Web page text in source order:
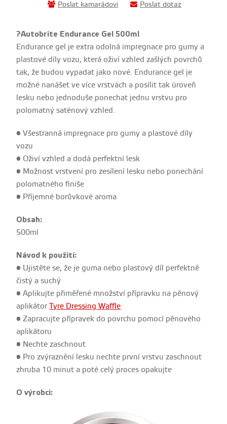
Poslat kamarádovi Poslat dotaz
?Autobrite Endurance Gel 500ml
Endurance gel je extra odolná impregnace pro gumy a
plastové díly vozu, která oživí vzhled zašlých povrchů
tak, že budou vypadat jako nové. Endurance gel je
možné nanášet ve více vrstvách a posílit tak úroveň
lesku nebo jednoduše ponechat jednu vrstvu pro
polomatný saténový vzhled.
• Všestranná impregnace pro gumy a plastové díly
vozu
• Oživí vzhled a dodá perfektní lesk
• Možnost vrstvení pro zesílení lesku nebo ponechání
polomatného finiše
• Příjemné borůvkové aroma
Obsah:
500ml
Návod k použití:
• Ujistěte se, že je guma nebo plastový díl perfektně
čistý a suchý
• Aplikujte přiměřené množství přípravku na pěnový
aplikátorTyre Dressing Waffle
• Zapracujte přípravek do povrchu pomocí pěnového
aplikátoru
• Nechte zaschnout
• Pro zvýraznění lesku nechte první vrstvu zaschnout
zhruba 10 minut a poté celý proces opakujte
O výrobci: